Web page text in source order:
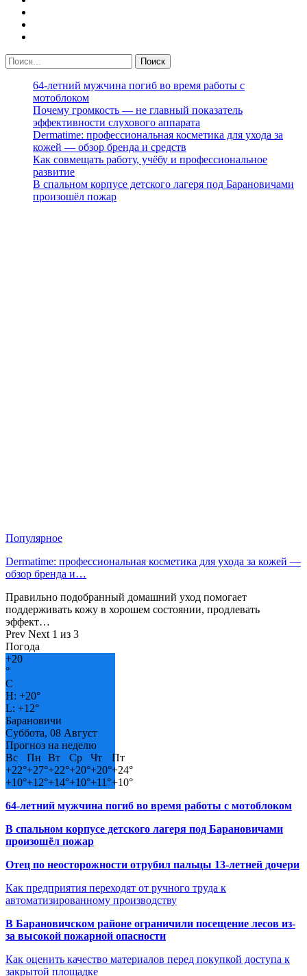
64-летний мужчина погиб во время работы с
мотоблоком
Почему громкость — не главный показатель
эффективности слухового аппарата
Dermatime: профессиональная косметика для ухода за
кожей — обзор бренда и средств
Как совмещать работу, учёбу и профессиональное
развитие
В спальном корпусе детского лагеря под Барановичами
произошёл пожар
Популярное
Dermatime: профессиональная косметика для ухода за кожей —
обзор бренда и…
Правильно подобранный домашний уход помогает
поддерживать кожу в хорошем состоянии, продлевать
эффект…
Prev Next 1 из 3
Погода
+20
°
C
H: +20°
L: +12°
Барановичи
Суббота, 08 Август
Прогноз на неделю
Вс
Пн Вт Ср Чт
Пт
+22°+27°+22°+20°+20°+24°
+10°+12°+14°+10°+11°+10°
64-летний мужчина погиб во время работы с мотоблоком
В спальном корпусе детского лагеря под Барановичами
произошёл пожар
Отец по неосторожности отрубил пальцы 13-летней дочери
Как предприятия переходят от ручного труда к
автоматизированному производству
В Барановичском районе ограничили посещение лесов из-
за высокой пожарной опасности
Как оценить качество материалов перед покупкой доступа к
закрытой площадке